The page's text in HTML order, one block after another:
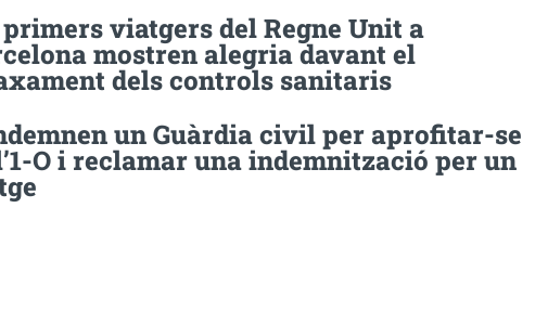
viatgers del Regne Unit a
mostren alegria davant el
dels controls sanitaris
un Guàrdia civil per aprofitar-se
O i reclamar una indemnització per un